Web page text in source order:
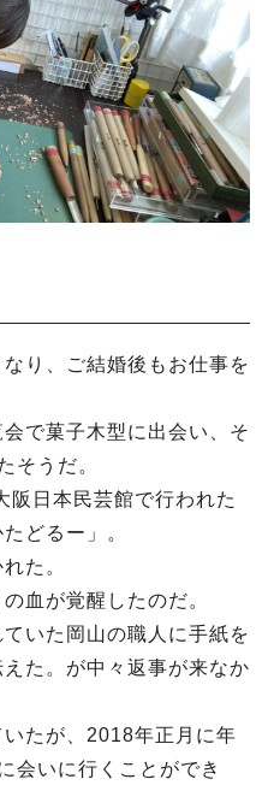
り、ご結婚後もお仕事を
で菓子木型に出会い、そ
そうだ。
阪日本民芸館で行われた
どるー」。
た。
血が覚醒したのだ。
いた岡山の職人に手紙を
た。が中々返事が来なか
たが、2018年正月に年
会いに行くことができ